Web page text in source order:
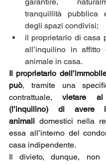
tranquillità
degli spazi condivisi;
il proprietario di casa
all’inquilino in
animale in casa.
Il proprietario
può, tramite una
contrattuale, vietare al
(l’inquilino) di avere
animali domestici nella
essa all’interno del
casa indipendente.
Il divieto, dunque, non